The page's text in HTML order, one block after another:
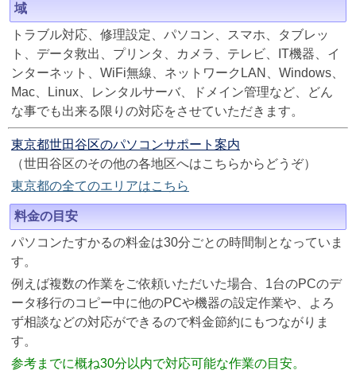
域
トラブル対応、修理設定、パソコン、スマホ、タブレッ
ト、データ救出、プリンタ、カメラ、テレビ、IT機器、イ
ンターネット、WiFi無線、ネットワークLAN、Windows、
Mac、Linux、レンタルサーバ、ドメイン管理など、どん
な事でも出来る限りの対応をさせていただきます。
東京都世田谷区のパソコンサポート案内
（世田谷区のその他の各地区へはこちらからどうぞ）
東京都の全てのエリアはこちら
料金の目安
パソコンたすかるの料金は30分ごとの時間制となっていま
す。
例えば複数の作業をご依頼いただいた場合、1台のPCのデ
ータ移行のコピー中に他のPCや機器の設定作業や、よろ
ず相談などの対応ができるので料金節約にもつながりま
す。
参考までに概ね30分以内で対応可能な作業の目安。